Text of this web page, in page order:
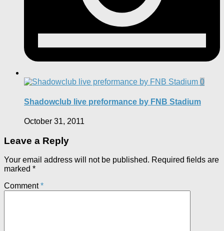
0
Shadowclub live preformance by FNB Stadium
October 31, 2011
Leave a Reply
Your email address will not be published. Required fields are
marked *
Comment*